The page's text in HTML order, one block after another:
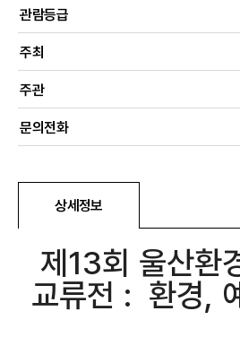
관람등급
주최
주관
문의전화
상세정보
제13회 울산환
교류전 : 환경,